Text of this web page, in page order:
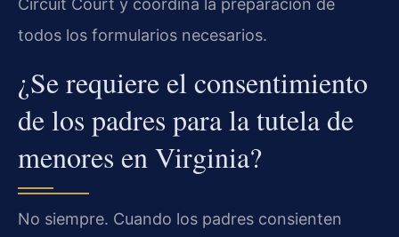
Circuit Court y coordina la preparación de
todos los formularios necesarios.
¿Se requiere el consentimiento
de los padres para la tutela de
menores en Virginia?
No siempre. Cuando los padres consienten